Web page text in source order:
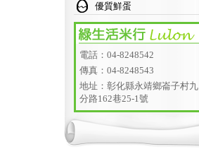
優質鮮蛋
電話：04-8248542
傳真：04-8248543
地址：彰化縣永靖鄉崙子村九
分路162巷25-1號